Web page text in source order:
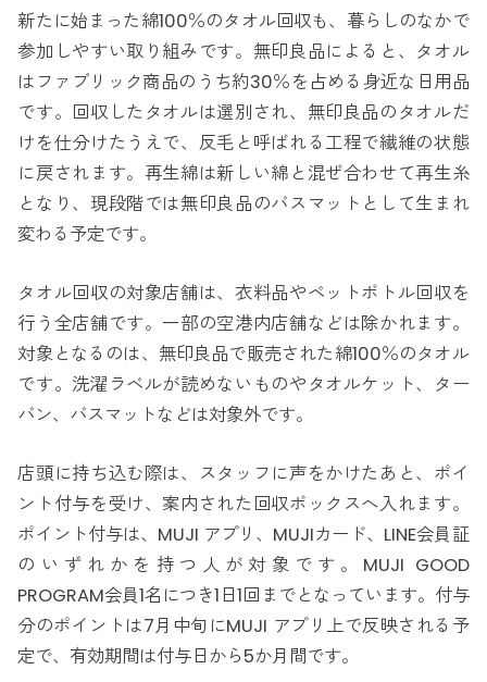
新たに始まった綿100％のタオル回収も、暮らしのなかで
参加しやすい取り組みです。無印良品によると、タオル
はファブリック商品のうち約30％を占める身近な日用品
です。回収したタオルは選別され、無印良品のタオルだ
けを仕分けたうえで、反毛と呼ばれる工程で繊維の状態
に戻されます。再生綿は新しい綿と混ぜ合わせて再生糸
となり、現段階では無印良品のバスマットとして生まれ
変わる予定です。
タオル回収の対象店舗は、衣料品やペットボトル回収を
行う全店舗です。一部の空港内店舗などは除かれます。
対象となるのは、無印良品で販売された綿100％のタオル
です。洗濯ラベルが読めないものやタオルケット、ター
バン、バスマットなどは対象外です。
店頭に持ち込む際は、スタッフに声をかけたあと、ポイ
ント付与を受け、案内された回収ボックスへ入れます。
ポイント付与は、MUJI アプリ、MUJIカード、LINE会員証
のいずれかを持つ人が対象です。MUJI GOOD
PROGRAM会員1名につき1日1回までとなっています。付与
分のポイントは7月中旬にMUJI アプリ上で反映される予
定で、有効期間は付与日から5か月間です。